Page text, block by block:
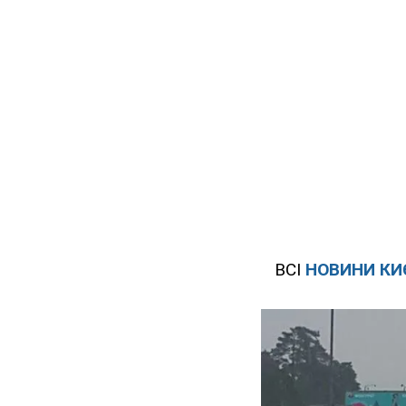
ВСІ НОВИНИ